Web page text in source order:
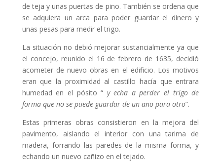
de teja y unas puertas de pino. También se ordena que
se adquiera un arca para poder guardar el dinero y
unas pesas para medir el trigo.
La situación no debió mejorar sustancialmente ya que
el concejo, reunido el 16 de febrero de 1635, decidió
acometer de nuevo obras en el edificio. Los motivos
eran que la proximidad al castillo hacía que entrara
humedad en el pósito “ y echa a perder el trigo de
forma que no se puede guardar de un año para otro”.
Estas primeras obras consistieron en la mejora del
pavimento, aislando el interior con una tarima de
madera, forrando las paredes de la misma forma, y
echando un nuevo cañizo en el tejado.